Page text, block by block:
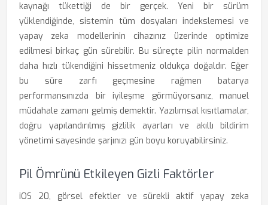
kaynağı tükettiği de bir gerçek. Yeni bir sürüm
yüklendiğinde, sistemin tüm dosyaları indekslemesi ve
yapay zeka modellerinin cihazınız üzerinde optimize
edilmesi birkaç gün sürebilir. Bu süreçte pilin normalden
daha hızlı tükendiğini hissetmeniz oldukça doğaldır. Eğer
bu süre zarfı geçmesine rağmen batarya
performansınızda bir iyileşme görmüyorsanız, manuel
müdahale zamanı gelmiş demektir. Yazılımsal kısıtlamalar,
doğru yapılandırılmış gizlilik ayarları ve akıllı bildirim
yönetimi sayesinde şarjınızı gün boyu koruyabilirsiniz.
Pil Ömrünü Etkileyen Gizli Faktörler
iOS 20, görsel efektler ve sürekli aktif yapay zeka